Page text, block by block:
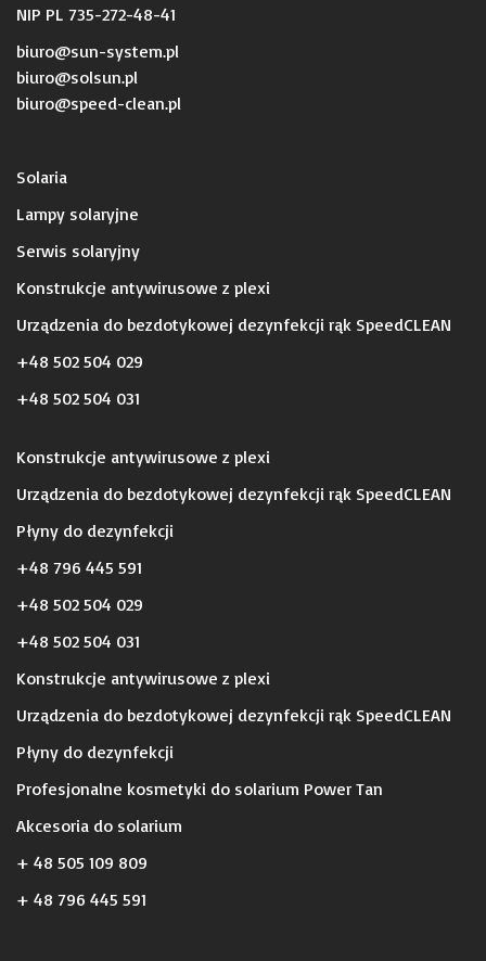
NIP PL 735-272-48-41
biuro@sun-system.pl
biuro@solsun.pl
biuro@speed-clean.pl
Solaria
Lampy solaryjne
Serwis solaryjny
Konstrukcje antywirusowe z plexi
Urządzenia do bezdotykowej dezynfekcji rąk SpeedCLEAN
+48 502 504 029
+48 502 504 031
Konstrukcje antywirusowe z plexi
Urządzenia do bezdotykowej dezynfekcji rąk SpeedCLEAN
Płyny do dezynfekcji
+48 796 445 591
+48 502 504 029
+48 502 504 031
Konstrukcje antywirusowe z plexi
Urządzenia do bezdotykowej dezynfekcji rąk SpeedCLEAN
Płyny do dezynfekcji
Profesjonalne kosmetyki do solarium Power Tan
Akcesoria do solarium
+ 48 505 109 809
+ 48 796 445 591